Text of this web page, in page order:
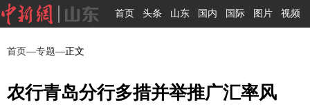
首页 头条 山东 国内 国际 图片 视频
首页—专题—正文
农行青岛分行多措并举推广汇率风